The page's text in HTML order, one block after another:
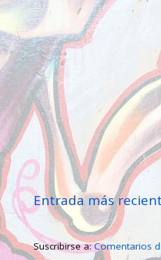
Entrada más
Suscribirse a:Comentarios